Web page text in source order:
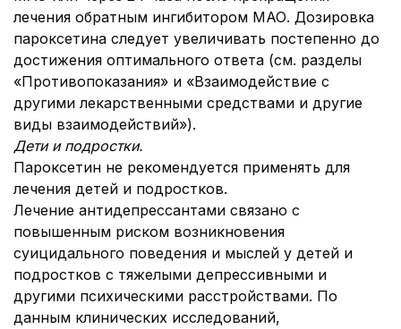
лечения обратным ингибитором МАО. Дозировка
пароксетина следует увеличивать постепенно до
достижения оптимального ответа (см. разделы
«Противопоказания» и «Взаимодействие с
другими лекарственными средствами и другие
виды взаимодействий»).
Дети и подростки.
Пароксетин не рекомендуется применять для
лечения детей и подростков.
Лечение антидепрессантами связано с
повышенным риском возникновения
суицидального поведения и мыслей у детей и
подростков с тяжелыми депрессивными и
другими психическими расстройствами. По
данным клинических исследований,